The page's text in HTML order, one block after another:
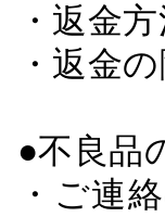
・返金
・返金
●不良品
・ご連